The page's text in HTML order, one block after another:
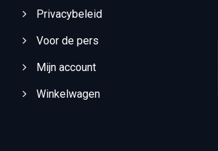
Privacybeleid
Voor de pers
Mijn account
Winkelwagen